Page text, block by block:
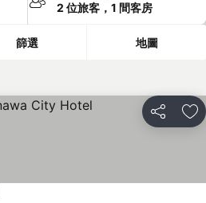
2 位旅客，1 間客房
篩選 地圖
分享 加